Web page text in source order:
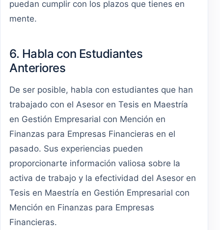
puedan cumplir con los plazos que tienes en
mente.
6. Habla con Estudiantes
Anteriores
De ser posible, habla con estudiantes que han
trabajado con el Asesor en Tesis en Maestría
en Gestión Empresarial con Mención en
Finanzas para Empresas Financieras en el
pasado. Sus experiencias pueden
proporcionarte información valiosa sobre la
activa de trabajo y la efectividad del Asesor en
Tesis en Maestría en Gestión Empresarial con
Mención en Finanzas para Empresas
Financieras.